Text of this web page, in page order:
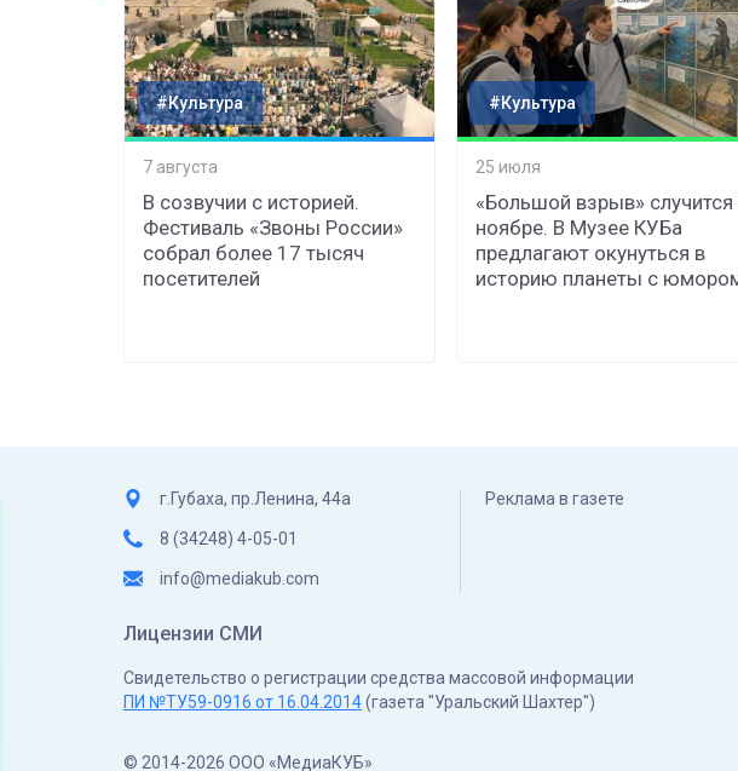
#Культура
7 августа
В созвучии с историей.
Фестиваль «Звоны России»
собрал более 17 тысяч
посетителей
#Культура
25 июля
«Большой взрыв» случится
ноябре. В Музее КУБа
предлагают окунуться в
историю планеты с
г.Губаха, пр.Ленина, 44а
8 (34248) 4-05-01
info@mediakub.com
Реклама в газете
Лицензии СМИ
Свидетельство о регистрации средства массовой информации
ПИ №ТУ59-0916 от 16.04.2014(газета "Уральский Шахтер")
© 2014-2026 ООО «МедиаКУБ»